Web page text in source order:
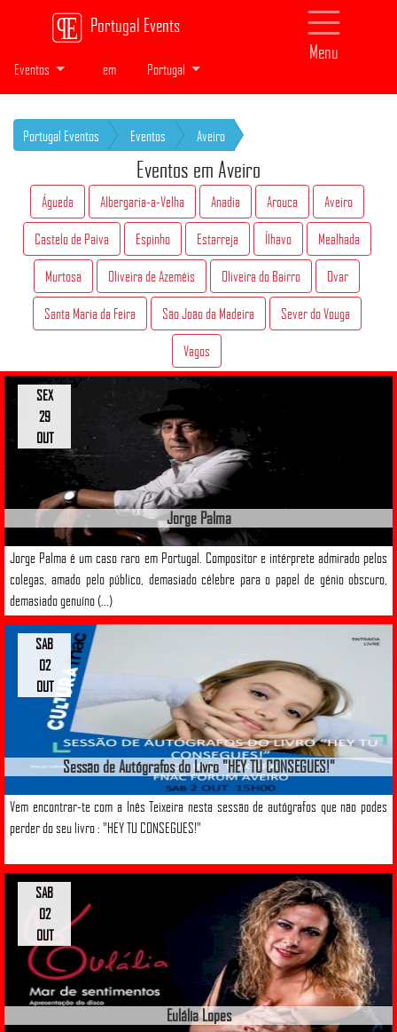
Portugal Events
Menu
Eventos em Portugal
Portugal Eventos Eventos Aveiro
Eventos em Aveiro
Águeda Albergaria-a-Velha Anadia Arouca Aveiro
Castelo de Paiva Espinho Estarreja Ílhavo Mealhada
Murtosa Oliveira de Azeméis Oliveira do Bairro Ovar
Santa Maria da Feira São João da Madeira Sever do Vouga
Vagos
Jorge Palma
Jorge Palma é um caso raro em Portugal. Compositor e intérprete admirado pelos
colegas, amado pelo público, demasiado célebre para o papel de génio obscuro,
demasiado genuíno (...)
SEX
29
OUT
Sessão de Autógrafos do Livro "HEY TU CONSEGUES!"
Vem encontrar-te com a Inês Teixeira nesta sessão de autógrafos que não podes
perder do seu livro : "HEY TU CONSEGUES!"
SAB
02
OUT
Eulália Lopes
SAB
02
OUT